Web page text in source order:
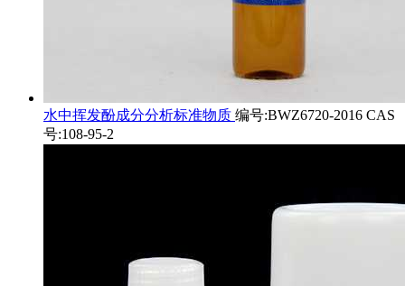
水中挥发酚成分分析标准物质 编号:BWZ6720-2016 CAS
号:108-95-2